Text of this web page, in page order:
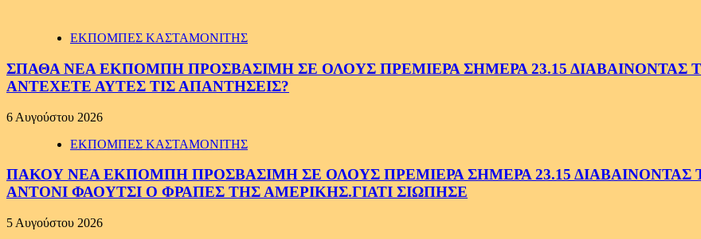
ΕΚΠΟΜΠΕΣ ΚΑΣΤΑΜΟΝΙΤΗΣ
ΣΠΑΘΑ ΝΕΑ ΕΚΠΟΜΠΗ ΠΡΟΣΒΑΣΙΜΗ ΣΕ ΟΛΟΥΣ ΠΡΕΜΙΕΡΑ ΣΗΜΕΡΑ 23.15 ΔΙΑΒΑΙΝΟΝΤΑΣ
ΑΝΤΕΧΕΤΕ ΑΥΤΕΣ ΤΙΣ ΑΠΑΝΤΗΣΕΙΣ?
6 Αυγούστου 2026
ΕΚΠΟΜΠΕΣ ΚΑΣΤΑΜΟΝΙΤΗΣ
ΠΑΚΟΥ ΝΕΑ ΕΚΠΟΜΠΗ ΠΡΟΣΒΑΣΙΜΗ ΣΕ ΟΛΟΥΣ ΠΡΕΜΙΕΡΑ ΣΗΜΕΡΑ 23.15 ΔΙΑΒΑΙΝΟΝΤΑΣ
ΑΝΤΟΝΙ ΦΑΟΥΤΣΙ Ο ΦΡΑΠΕΣ ΤΗΣ ΑΜΕΡΙΚΗΣ.ΓΙΑΤΙ ΣΙΩΠΗΣΕ
5 Αυγούστου 2026